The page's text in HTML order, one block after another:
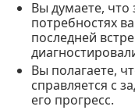
Вы думаете, что
потребностях
последней
Вы полагаете,
справляется с
его прогресс.